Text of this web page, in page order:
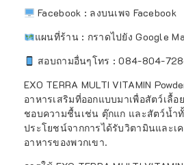
Facebook : ลงบนเพจ Facebook
แผนที่ร้าน : กราดไปยัง Google
สอบถามอื่นๆโทร : 084-804-
EXO TERRA MULTI VITAMIN
อาหารเสริมที่ออกแบบมาเพื่อสัตว์เลื้
ชอบความชื้นเช่น ตุ๊กแก และสัตว์น้ำ
ประโยชน์จากการได้รับวิตามินและเ
อาหารของพวกเขา.